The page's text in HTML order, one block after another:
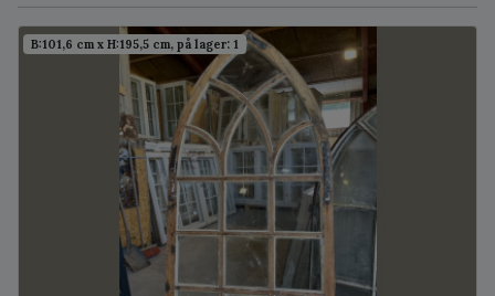
B:101,6 cm x H:195,5 cm, på lager: 1